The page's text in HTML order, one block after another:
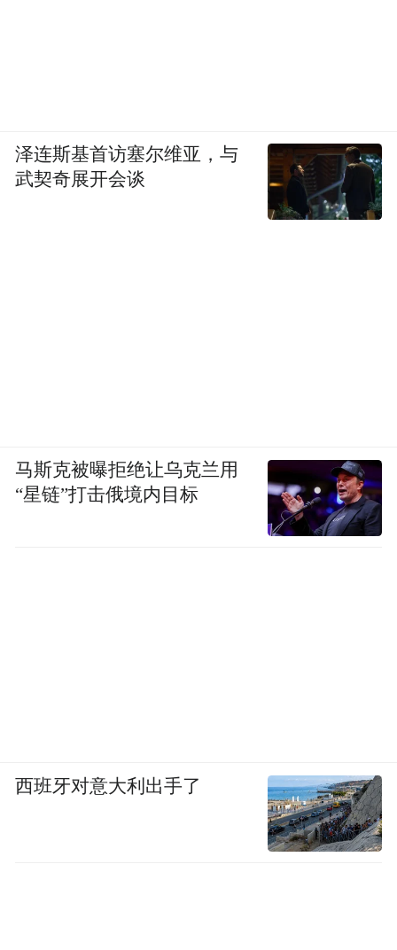
泽连斯基首访塞尔维亚，与
武契奇展开会谈
马斯克被曝拒绝让乌克兰用
“星链”打击俄境内目标
西班牙对意大利出手了